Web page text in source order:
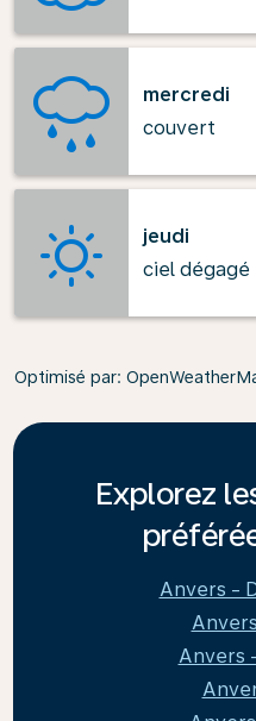
mercredi
couvert
jeudi
ciel dégagé
Optimisé par:
Explorez
Anvers -
Anvers